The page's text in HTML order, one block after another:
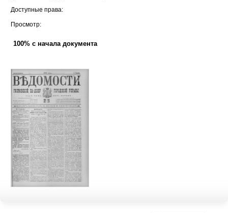
Доступные права:
Просмотр:
100% с начала документа